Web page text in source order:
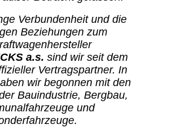
Verbundenheit und die
Beziehungen zum
a.s. sind wir seit dem
Vertragspartner. In
wir begonnen mit den
Bauindustrie, Bergbau,
und